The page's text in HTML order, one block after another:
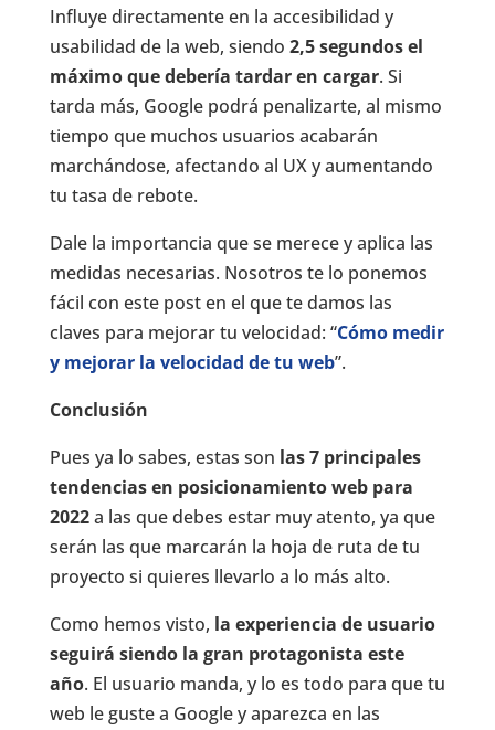
Influye directamente en la accesibilidad y
usabilidad de la web, siendo 2,5 segundos el
máximo que debería tardar en cargar. Si
tarda más, Google podrá penalizarte, al mismo
tiempo que muchos usuarios acabarán
marchándose, afectando al UX y aumentando
tu tasa de rebote.
Dale la importancia que se merece y aplica las
medidas necesarias. Nosotros te lo ponemos
fácil con este post en el que te damos las
claves para mejorar tu velocidad: “Cómo medir
y mejorar la velocidad de tu web”.
Conclusión
Pues ya lo sabes, estas son las 7 principales
tendencias en posicionamiento web para
2022a las que debes estar muy atento, ya que
serán las que marcarán la hoja de ruta de tu
proyecto si quieres llevarlo a lo más alto.
Como hemos visto, la experiencia de usuario
seguirá siendo la gran protagonista este
año. El usuario manda, y lo es todo para que tu
web le guste a Google y aparezca en las